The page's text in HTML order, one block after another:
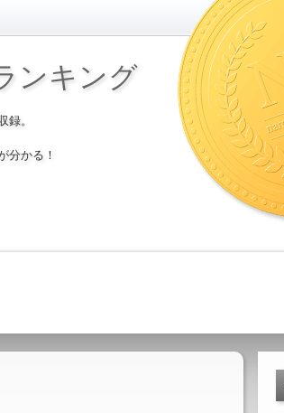
ンキング
。
分かる！